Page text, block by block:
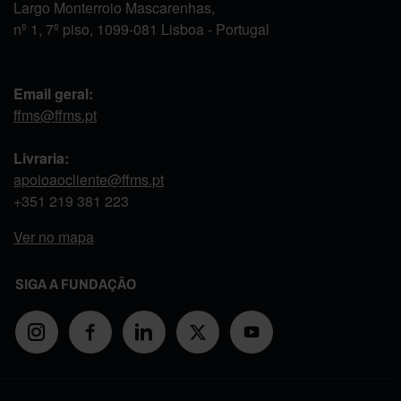
Largo Monterroio Mascarenhas,
nº 1, 7º piso, 1099-081 Lisboa - Portugal
Email geral:
ffms@ffms.pt
Livraria:
apoioaocliente@ffms.pt
+351 219 381 223
Ver no mapa
SIGA A FUNDAÇÃO